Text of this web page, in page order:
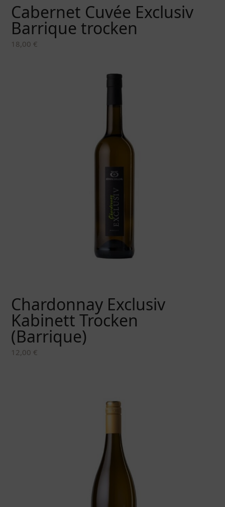
Cabernet Cuvée Exclusiv
Barrique trocken
18,00 €
Chardonnay Exclusiv
Kabinett Trocken
(Barrique)
12,00 €